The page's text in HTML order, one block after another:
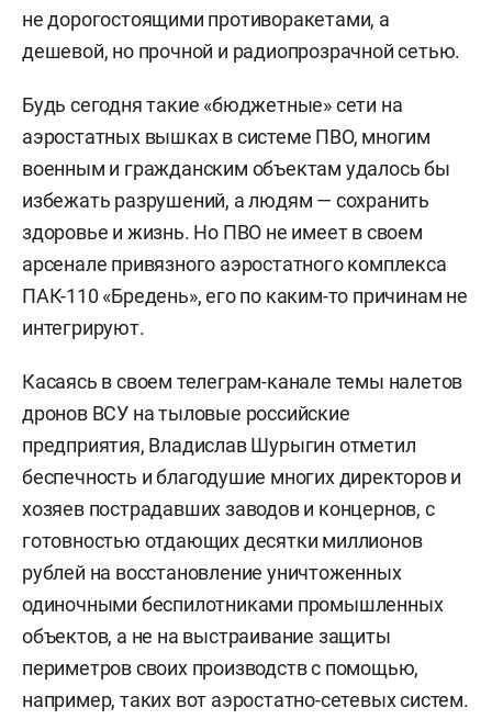
2001–2006 — ЗАО «Воздухоплавательный центр
Авгуръ» – НПО «РосАэроСистемы», директор по
связям с общественностью.
2006–2011 — ФГУП «Долгопрудненское
конструкторское бюро автоматики», главный
специалист по связям с общественностью.
2009–2010 — журнал «Вестник
воздухоплавания» при ИД «Кворум», главный
редактор.
2009–2010 — ОАО «Локомоскай», пиар-
менеджер.
2018–2019 — ФГУП «Долгопрудненское
воздухоплавательным системам.
не дорогостоящими противоракетами, а
дешевой, но прочной и радиопрозрачной сетью.
Будь сегодня такие «бюджетные» сети на
аэростатных вышках в системе ПВО, многим
военным и гражданским объектам удалось бы
избежать разрушений, а людям — сохранить
здоровье и жизнь. Но ПВО не имеет в своем
арсенале привязного аэростатного комплекса
ПАК-110 «Бредень», его по каким-то причинам не
интегрируют.
Касаясь в своем телеграм-канале темы налетов
дронов ВСУ на тыловые российские
предприятия, Владислав Шурыгин отметил
беспечность и благодушие многих директоров и
хозяев пострадавших заводов и концернов, с
готовностью отдающих десятки миллионов
рублей на восстановление уничтоженных
одиночными беспилотниками промышленных
объектов, а не на выстраивание защиты
периметров своих производств с помощью,
например, таких вот аэростатно-сетевых систем.